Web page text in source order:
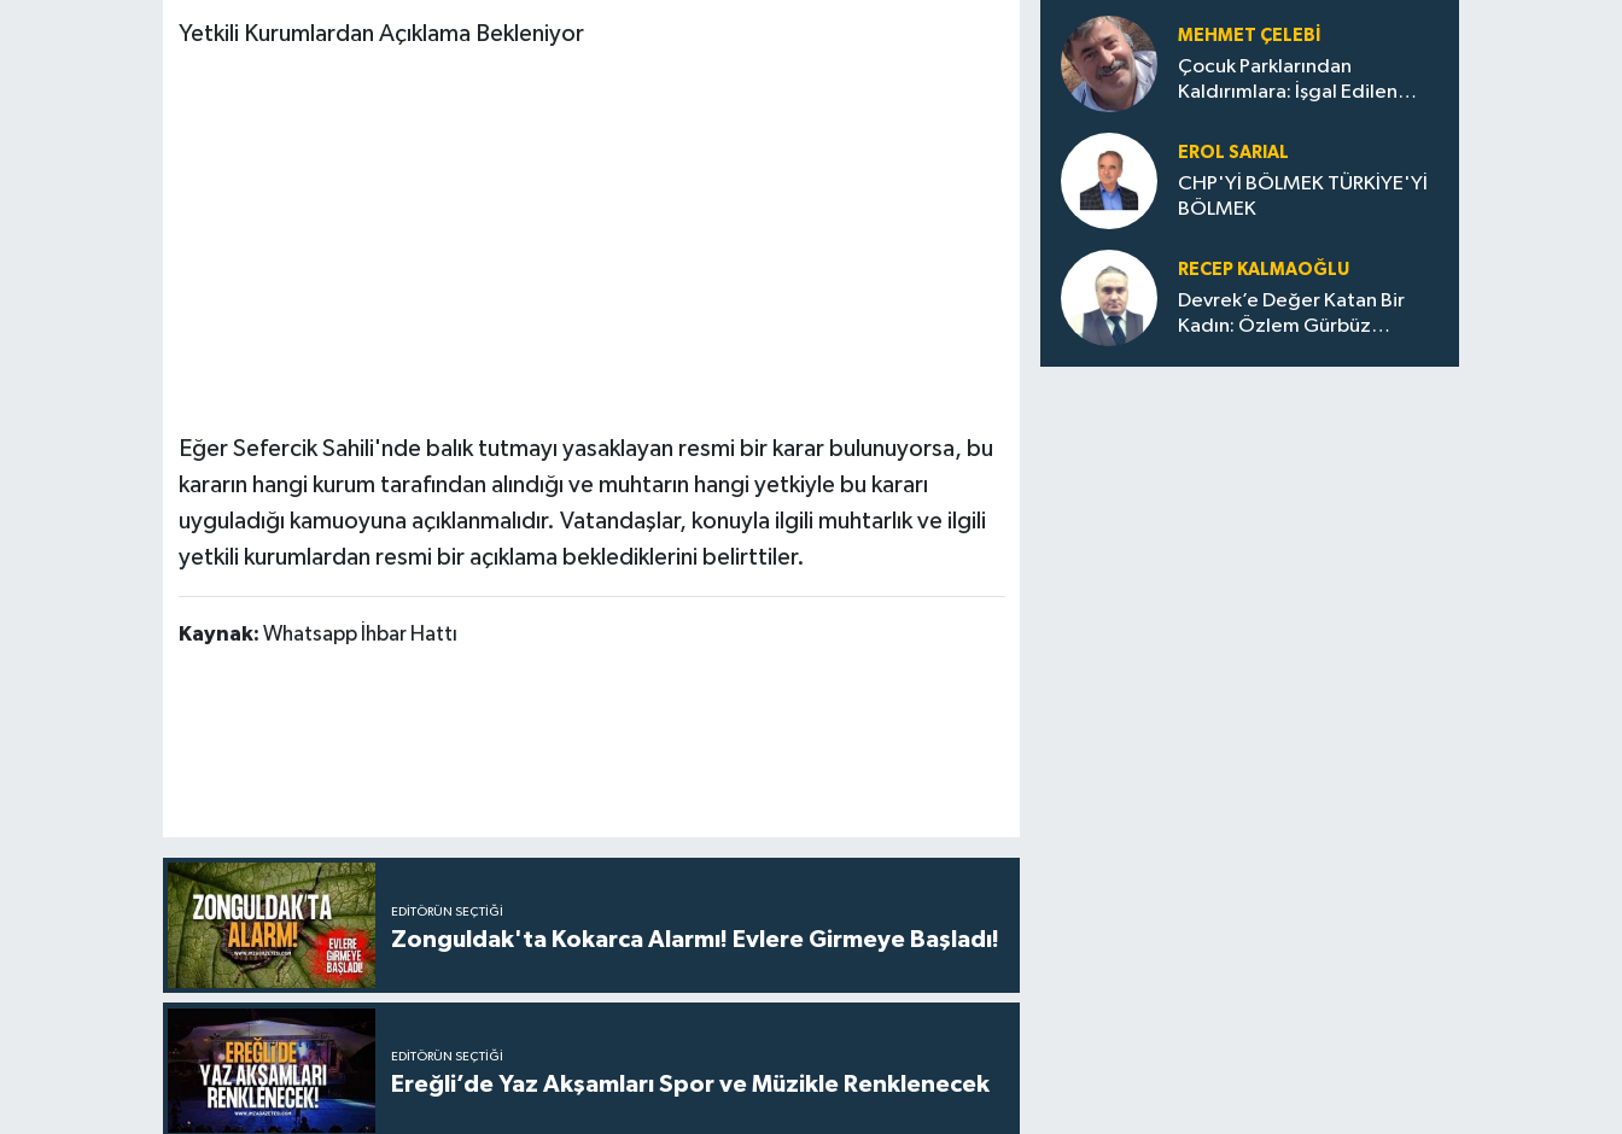
Yetkili Kurumlardan Açıklama Bekleniyor
Eğer Sefercik Sahili'nde balık tutmayı yasaklayan resmi bir karar bulunuyorsa, bu
kararın hangi kurum tarafından alındığı ve muhtarın hangi yetkiyle bu kararı
uyguladığı kamuoyuna açıklanmalıdır. Vatandaşlar, konuyla ilgili muhtarlık ve ilgili
yetkili kurumlardan resmi bir açıklama beklediklerini belirttiler.
Kaynak: Whatsapp İhbar Hattı
EDITÖRÜN SEÇTIĞI
Zonguldak'ta Kokarca Alarmı! Evlere Girmeye Başladı!
EDITÖRÜN SEÇTIĞI
Ereğli’de Yaz Akşamları Spor ve Müzikle Renklenecek
MEHMET ÇELEBI
Çocuk Parklarından
Kaldırımlara: İşgal Edilen
Evler Çöp Dolu
EROL SARIAL
CHP'Yİ BÖLMEK TÜRKİYE'Yİ
BÖLMEK
RECEP KALMAOĞLU
Devrek’e Değer Katan Bir
Kadın: Özlem Gürbüz